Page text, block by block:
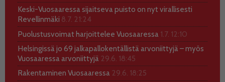
Keski-Vuosaaressa sijaitseva puisto on nyt virallisesti
Revellinmäki 8.7. 21:24
Puolustusvoimat harjoittelee Vuosaaressa 1.7. 12:10
Helsingissä jo 69 jalkapallokentällistä arvoniittyjä – myös
Vuosaaressa arvoniittyjä 29.6. 18:45
Rakentaminen Vuosaaressa 29.6. 18:25